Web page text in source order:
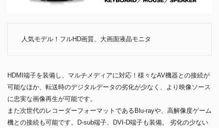
人気モデル！フルHD画質、大画面液晶モニタ
HDMI端子を装備し、マルチメディアに対応！様々なAV機器との接続が
可能なほか、転送時のデジタルデータの劣化が少なく、より映像ソース
に忠実な画像再生が可能です。
また次世代のレコーダーフォーマットであるBlu-rayや、高解像度ゲーム
機との接続も可能です。D-sub端子、DVI-D端子も装備。 劣化の少ない